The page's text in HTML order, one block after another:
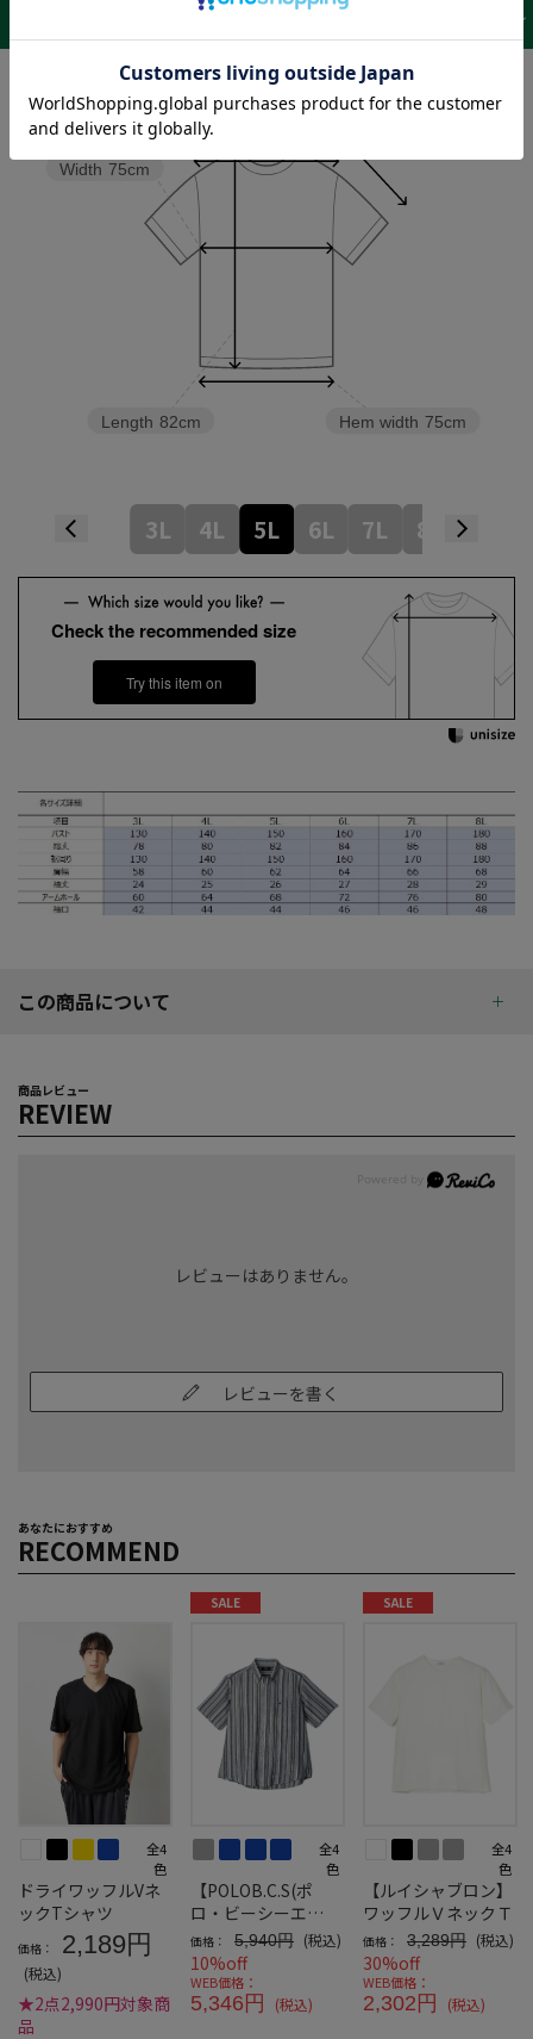
Hem width 75cm
Sleeve length
Length 82cm
Width 75cm
Shoulder width 62cm
3L 4L 5L 6L 7L 8L
Check the recommended size
Try this item on
この商品について
商品レビュー
REVIEW
レビューはありません。
レビューを書く
あなたにおすすめ
RECOMMEND
全4
色
ドライワッフルVネ
ックTシャツ
価格： 2,189円
(税込)
★2点2,990円対象商
品
SALE
全4
色
【POLOB.C.S(ポ
ロ・ビーシーエ
ス)】コットンリネ
ンストライプチェッ
ク
価格： 5,940円 (税込)
10%off
WEB価格：
5,346円 (税込)
SALE
全4
色
【ルイシャブロン】
ワッフルＶネックＴ
価格： 3,289円 (税込)
30%off
WEB価格：
2,302円 (税込)